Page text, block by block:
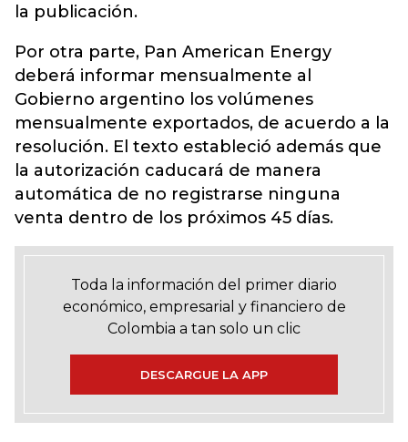
la publicación.
Por otra parte, Pan American Energy
deberá informar mensualmente al
Gobierno argentino los volúmenes
mensualmente exportados, de acuerdo a la
resolución. El texto estableció además que
la autorización caducará de manera
automática de no registrarse ninguna
venta dentro de los próximos 45 días.
Toda la información del primer diario
económico, empresarial y financiero de
Colombia a tan solo un clic
DESCARGUE LA APP